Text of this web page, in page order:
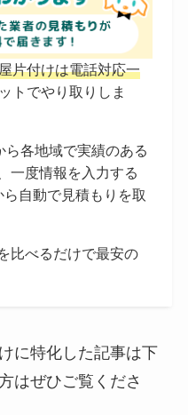
片付けは電話対応一
トでやり取りしま
各地域で実績のある
一度情報を入力する
自動で見積もりを取
比べるだけで最安の
に特化した記事は下
はぜひご覧くださ